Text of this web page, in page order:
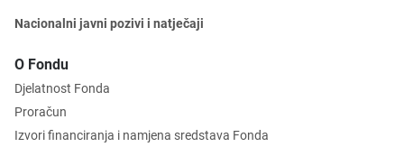
Nacionalni javni pozivi i natječaji
O Fondu
Djelatnost Fonda
Proračun
Izvori financiranja i namjena sredstava Fonda